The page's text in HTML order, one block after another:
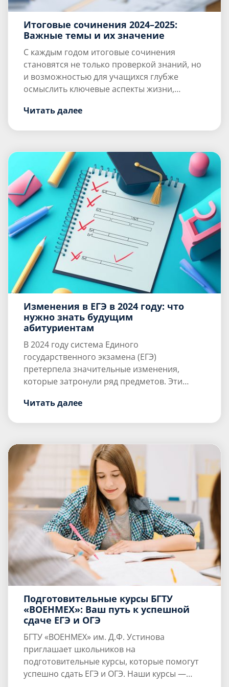
Итоговые сочинения 2024–2025:
Важные темы и их значение
С каждым годом итоговые сочинения
становятся не только проверкой знаний, но
и возможностью для учащихся глубже
осмыслить ключевые аспекты жизни,
2024–2025 годы охватывают широкий спектр
нравственных ориентиров, роли семьи и
общества, а также взаимодействии человека
с природой и культурой.
Одной из […]
Читать далее
Изменения в ЕГЭ в 2024 году: что
нужно знать будущим
абитуриентам
В 2024 году система Единого
государственного экзамена (ЕГЭ)
претерпела значительные изменения,
которые затронули ряд предметов. Эти
объективности оценки знаний и
мы рассмотрим ключевые нововведения,
которые будут важны для всех, кто
планирует сдавать ЕГЭ в этом году.
Экзамен по русскому языку, который
Читать далее
Подготовительные курсы БГТУ
«ВОЕНМЕХ»: Ваш путь к успешной
сдаче ЕГЭ и ОГЭ
БГТУ «ВОЕНМЕХ» им. Д.Ф. Устинова
приглашает школьников на
подготовительные курсы, которые помогут
успешно сдать ЕГЭ и ОГЭ. Наши курсы —